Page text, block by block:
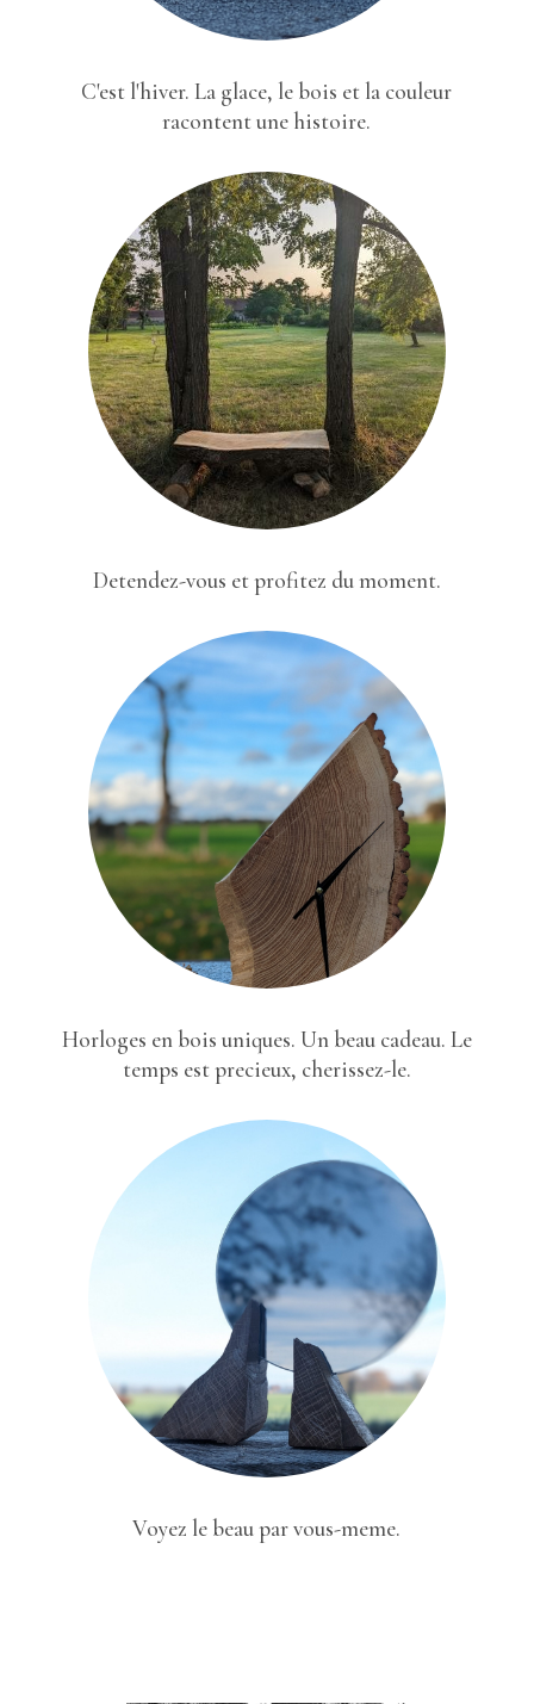
C'est l'hiver. La glace, le bois et la couleur
racontent une histoire.
Detendez-vous et profitez du moment.
Horloges en bois uniques. Un beau cadeau. Le
temps est precieux, cherissez-le.
Voyez le beau par vous-meme.